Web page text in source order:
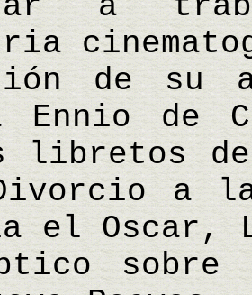
de su
Ennio de
libretos
Divorcio a
el Oscar,
sobre